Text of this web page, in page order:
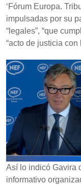
‘Fórum Europa.
impulsadas por su
“legales”, “que
“acto de justicia con
Así lo indicó Gavira
informativo